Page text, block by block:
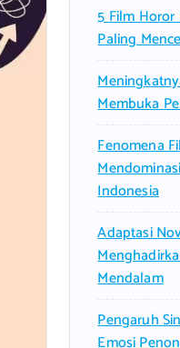
5 Film
Paling
Membuka
Fenomena
Indonesia
Adaptasi
Mendalam
Pengaruh
Emosi